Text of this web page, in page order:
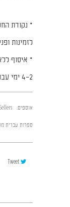
* נקודת
לזמינות
2–4 ימי עבודה למייל אישור שההזמנה מוכנה.
אוספים:
ספרות עברית
Tweet